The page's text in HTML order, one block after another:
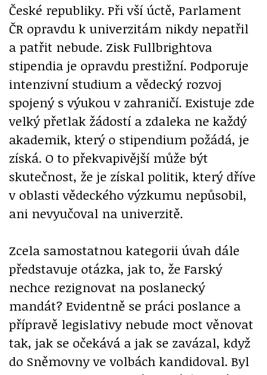
České republiky. Při vší úctě, Parlament
ČR opravdu k univerzitám nikdy nepatřil
a patřit nebude. Zisk Fullbrightova
stipendia je opravdu prestižní. Podporuje
intenzivní studium a vědecký rozvoj
spojený s výukou v zahraničí. Existuje zde
velký přetlak žádostí a zdaleka ne každý
akademik, který o stipendium požádá, je
získá. O to překvapivější může být
skutečnost, že je získal politik, který dříve
v oblasti vědeckého výzkumu nepůsobil,
ani nevyučoval na univerzitě.
Zcela samostatnou kategorii úvah dále
představuje otázka, jak to, že Farský
nechce rezignovat na poslanecký
mandát? Evidentně se práci poslance a
přípravě legislativy nebude moct věnovat
tak, jak se očekává a jak se zavázal, když
do Sněmovny ve volbách kandidoval. Byl